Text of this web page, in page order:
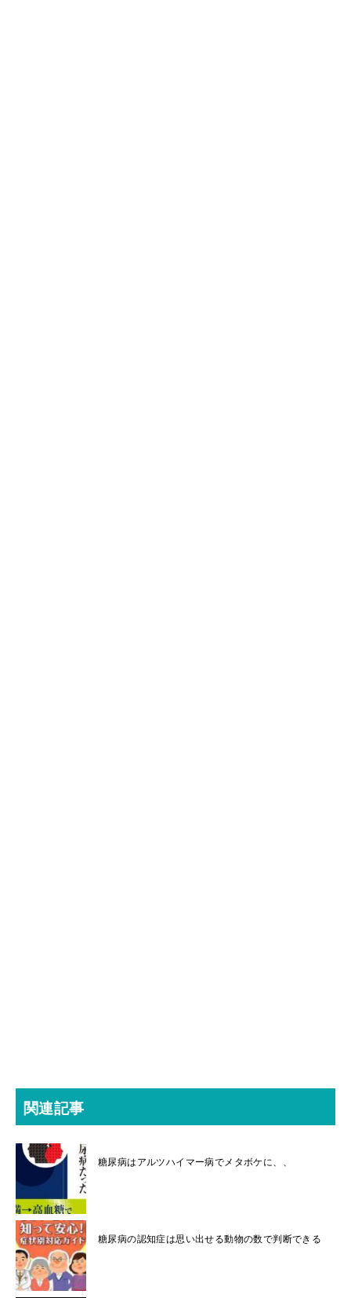
関連記事
糖尿病はアルツハイマー病でメタボケに、、
糖尿病の認知症は思い出せる動物の数で判断できる